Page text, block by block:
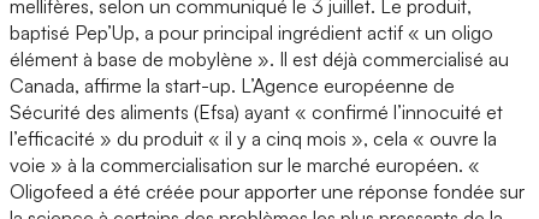
mellifères, selon un communiqué le 3 juillet. Le produit,
baptisé Pep’Up, a pour principal ingrédient actif « un oligo
élément à base de mobylène ». Il est déjà commercialisé au
Canada, affirme la start-up. L’Agence européenne de
Sécurité des aliments (Efsa) ayant « confirmé l’innocuité et
l’efficacité » du produit « il y a cinq mois », cela « ouvre la
voie » à la commercialisation sur le marché européen. «
Oligofeed a été créée pour apporter une réponse fondée sur